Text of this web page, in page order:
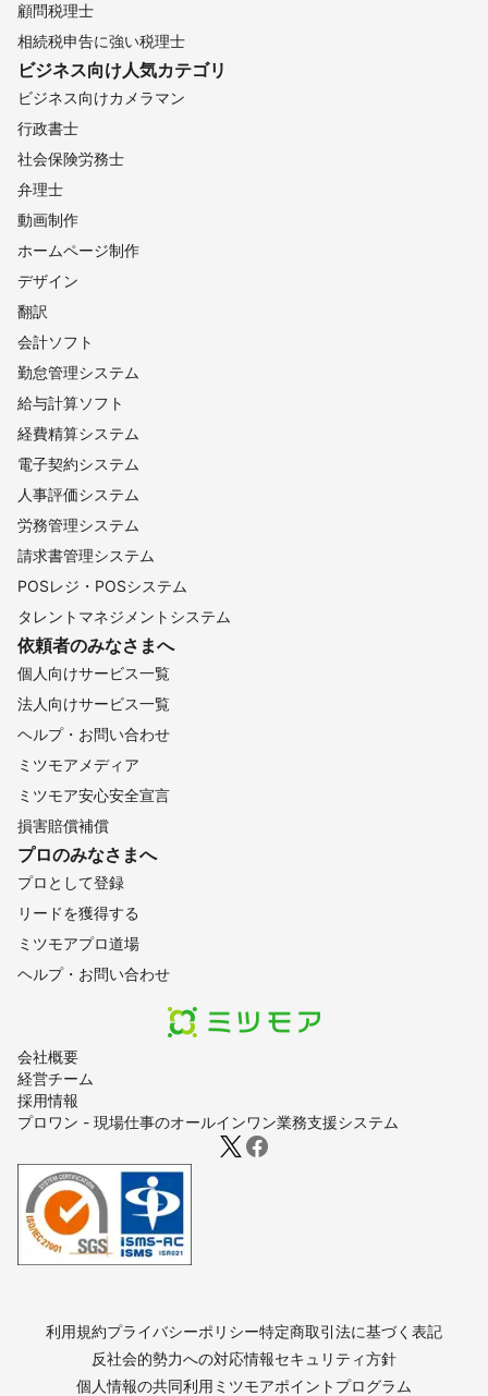
会社概要
経営チーム
採用情報
プロワン - 現場仕事のオールインワン業務支援システム
顧問税理士
相続税申告に強い税理士
ビジネス向け人気カテゴリ
ビジネス向けカメラマン
行政書士
社会保険労務士
弁理士
動画制作
ホームページ制作
デザイン
翻訳
会計ソフト
勤怠管理システム
給与計算ソフト
経費精算システム
電子契約システム
人事評価システム
労務管理システム
請求書管理システム
POSレジ・POSシステム
タレントマネジメントシステム
依頼者のみなさまへ
個人向けサービス一覧
法人向けサービス一覧
ヘルプ・お問い合わせ
ミツモアメディア
ミツモア安心安全宣言
損害賠償補償
プロのみなさまへ
プロとして登録
リードを獲得する
ミツモアプロ道場
ヘルプ・お問い合わせ
利用規約プライバシーポリシー特定商取引法に基づく表記
反社会的勢力への対応情報セキュリティ方針
個人情報の共同利用 ミツモアポイントプログラム